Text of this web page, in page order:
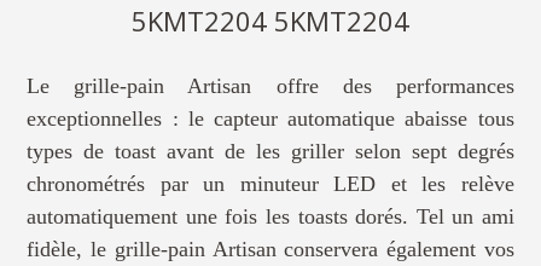
5KMT2204 5KMT2204
Le grille-pain Artisan offre des performances
exceptionnelles : le capteur automatique abaisse tous
types de toast avant de les griller selon sept degrés
chronométrés par un minuteur LED et les relève
automatiquement une fois les toasts dorés. Tel un ami
fidèle, le grille-pain Artisan conservera également vos